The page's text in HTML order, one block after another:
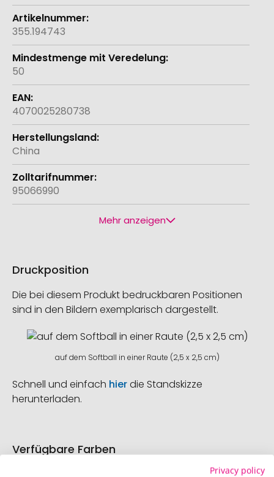
355.194743
50
4070025280738
China
95066990
Mehr anzeigen
Druckposition
Die bei diesem Produkt bedruckbaren Positionen
sind in den Bildern exemplarisch dargestellt.
auf dem Softball in einer Raute (2,5 x 2,5 cm)
Schnell und einfach hierdie Standskizze
herunterladen.
Verfügbare Farben
Privacy policy